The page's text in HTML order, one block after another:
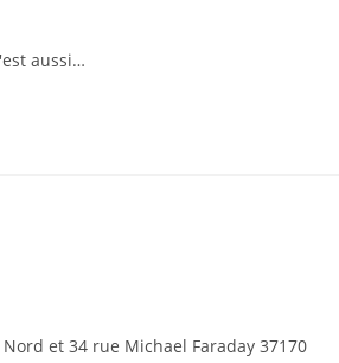
aussi…
et 34 rue Michael Faraday 37170